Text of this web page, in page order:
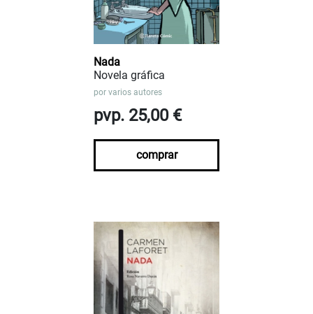
Nada
Novela gráfica
por varios autores
pvp. 25,00 €
comprar